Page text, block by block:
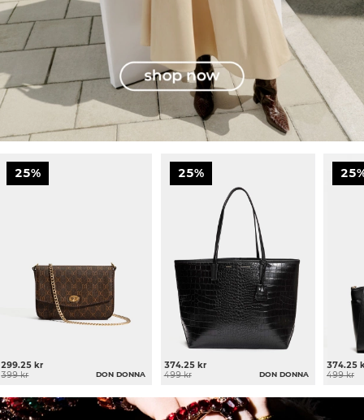
25%
DON DONNA
399 kr
299.25 kr
25%
DON DONNA
499 kr
374.25 kr
499 kr
374.25